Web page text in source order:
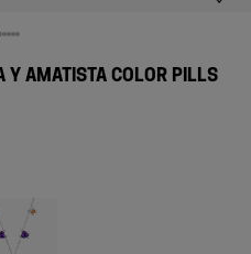
Y AMATISTA COLOR PILLS